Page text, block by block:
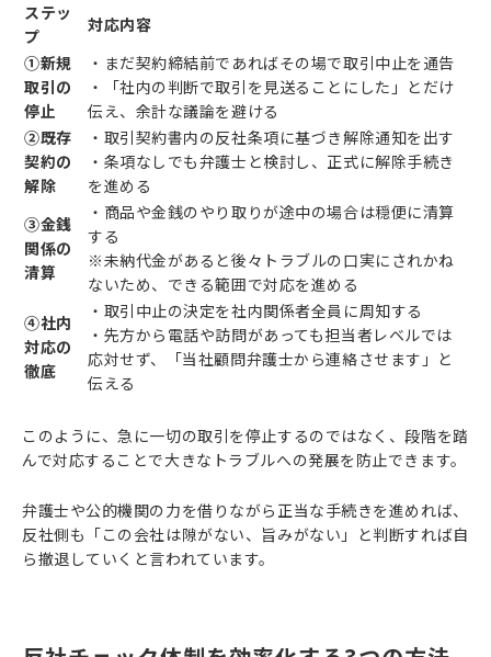
ステッ
プ
対応内容
①新規
取引の
停止
・まだ契約締結前であればその場で取引中止を通告
・「社内の判断で取引を見送ることにした」とだけ
伝え、余計な議論を避ける
②既存
契約の
解除
・取引契約書内の反社条項に基づき解除通知を出す
・条項なしでも弁護士と検討し、正式に解除手続き
を進める
③金銭
関係の
清算
・商品や金銭のやり取りが途中の場合は穏便に清算
する
※未納代金があると後々トラブルの口実にされかね
ないため、できる範囲で対応を進める
④社内
対応の
徹底
・取引中止の決定を社内関係者全員に周知する
・先方から電話や訪問があっても担当者レベルでは
応対せず、「当社顧問弁護士から連絡させます」と
伝える
このように、急に一切の取引を停止するのではなく、段階を踏
んで対応することで大きなトラブルへの発展を防止できます。
弁護士や公的機関の力を借りながら正当な手続きを進めれば、
反社側も「この会社は隙がない、旨みがない」と判断すれば自
ら撤退していくと言われています。